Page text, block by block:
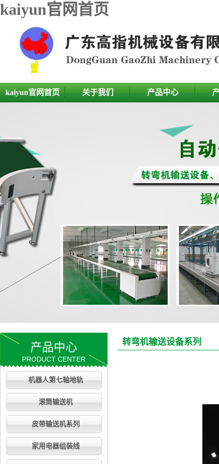
kaiyun官网首页
kaiyun官网首页 关于我们 产品中心
产品中心
PRODUCT CENTER
机器人第七轴地轨
滚筒输送机
皮带输送机系列
家用电器组装线
转弯机输送设备系列